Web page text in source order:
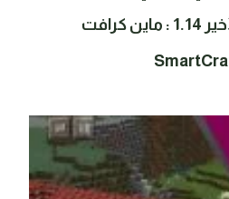
في التحديث الأخير 1.14 : ماين كرافت